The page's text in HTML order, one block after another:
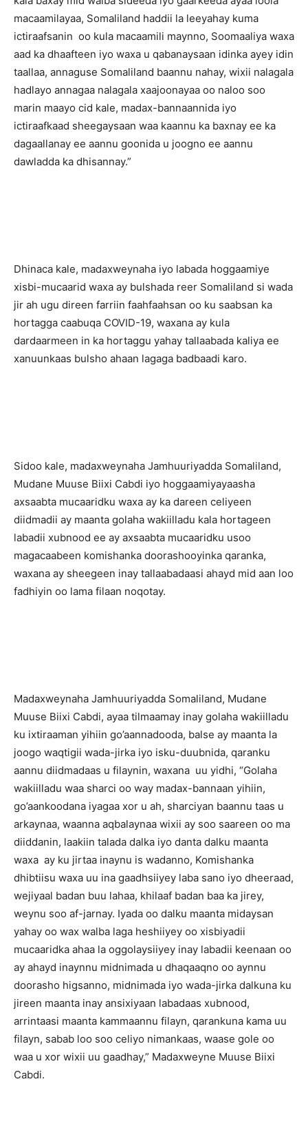
macaamilayaa, Somaliland haddii la leeyahay kuma
ictiraafsanin oo kula macaamili maynno, Soomaaliya waxa
aad ka dhaafteen iyo waxa u qabanaysaan idinka ayey idin
taallaa, annaguse Somaliland baannu nahay, wixii nalagala
hadlayo annagaa nalagala xaajoonayaa oo naloo soo
marin maayo cid kale, madax-bannaannida iyo
ictiraafkaad sheegaysaan waa kaannu ka baxnay ee ka
dagaallanay ee aannu goonida u joogno ee aannu
dawladda ka dhisannay.”
Dhinaca kale, madaxweynaha iyo labada hoggaamiye
xisbi-mucaarid waxa ay bulshada reer Somaliland si wada
jir ah ugu direen farriin faahfaahsan oo ku saabsan ka
hortagga caabuqa COVID-19, waxana ay kula
dardaarmeen in ka hortaggu yahay tallaabada kaliya ee
xanuunkaas bulsho ahaan lagaga badbaadi karo.
Sidoo kale, madaxweynaha Jamhuuriyadda Somaliland,
Mudane Muuse Biixi Cabdi iyo hoggaamiyayaasha
axsaabta mucaaridku waxa ay ka dareen celiyeen
diidmadii ay maanta golaha wakiilladu kala hortageen
labadii xubnood ee ay axsaabta mucaaridku usoo
magacaabeen komishanka doorashooyinka qaranka,
waxana ay sheegeen inay tallaabadaasi ahayd mid aan loo
fadhiyin oo lama filaan noqotay.
Madaxweynaha Jamhuuriyadda Somaliland, Mudane
Muuse Biixi Cabdi, ayaa tilmaamay inay golaha wakiilladu
ku ixtiraaman yihiin go’aannadooda, balse ay maanta la
joogo waqtigii wada-jirka iyo isku-duubnida, qaranku
aannu diidmadaas u filaynin, waxana uu yidhi, “Golaha
wakiilladu waa sharci oo way madax-bannaan yihiin,
go’aankoodana iyagaa xor u ah, sharciyan baannu taas u
arkaynaa, waanna aqbalaynaa wixii ay soo saareen oo ma
diiddanin, laakiin talada dalka iyo danta dalku maanta
waxa ay ku jirtaa inaynu is wadanno, Komishanka
dhibtiisu waxa uu ina gaadhsiiyey laba sano iyo dheeraad,
wejiyaal badan buu lahaa, khilaaf badan baa ka jirey,
weynu soo af-jarnay. Iyada oo dalku maanta midaysan
yahay oo wax walba laga heshiiyey oo xisbiyadii
mucaaridka ahaa la oggolaysiiyey inay labadii keenaan oo
ay ahayd inaynnu midnimada u dhaqaaqno oo aynnu
doorasho higsanno, midnimada iyo wada-jirka dalkuna ku
jireen maanta inay ansixiyaan labadaas xubnood,
arrintaasi maanta kammaannu filayn, qarankuna kama uu
filayn, sabab loo soo celiyo nimankaas, waase gole oo
waa u xor wixii uu gaadhay,” Madaxweyne Muuse Biixi
Cabdi.